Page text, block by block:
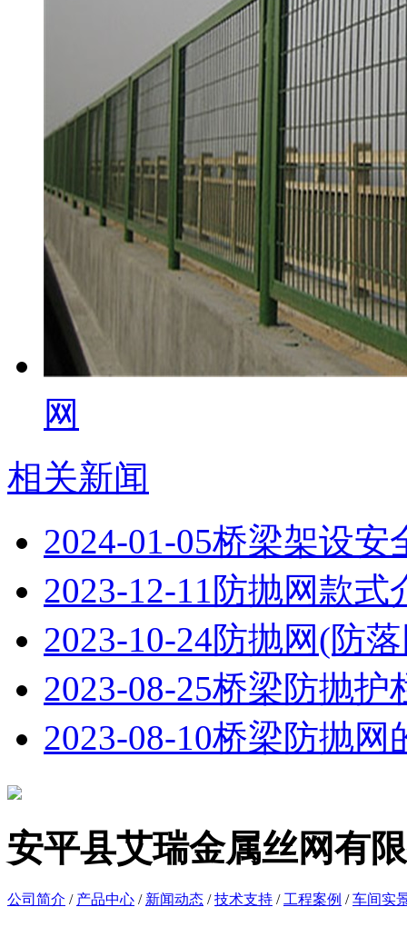
网
相关新闻
2024-01-05桥梁架设安
2023-12-11 防抛网款式
2023-10-24防抛网(防
2023-08-25桥梁防抛护
2023-08-10桥梁防抛网
安平县艾瑞金属丝网有
公司简介 / 产品中心 / 新闻动态 /技术支持 / 工程案例 /车间实